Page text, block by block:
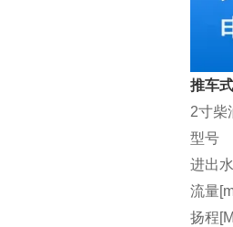
推车
2寸柴
型号
进出
流量
扬程